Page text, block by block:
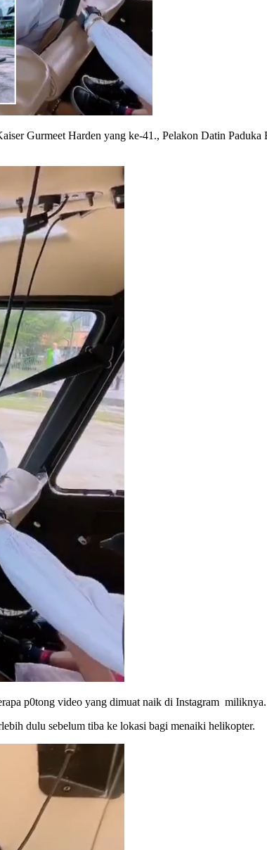
Gurmeet Harden yang ke-41., Pelakon Datin
p0tong video yang dimuat naik di Instagram miliknya.
dulu sebelum tiba ke lokasi bagi menaiki helikopter.